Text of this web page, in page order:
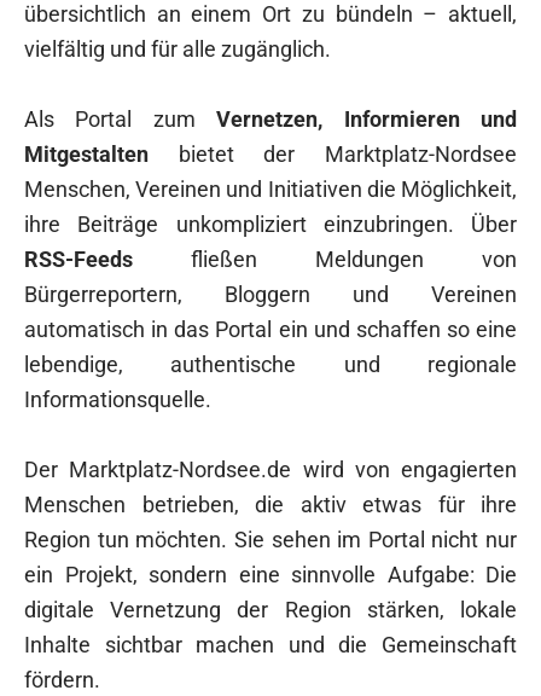
übersichtlich an einem Ort zu bündeln – aktuell,
vielfältig und für alle zugänglich.
Als Portal zumVernetzen, Informieren und
Mitgestalten bietet der Marktplatz-Nordsee
Menschen, Vereinen und Initiativen die Möglichkeit,
ihre Beiträge unkompliziert einzubringen. Über
RSS-Feeds fließen Meldungen von
Bürgerreportern, Bloggern und Vereinen
automatisch in das Portal ein und schaffen so eine
lebendige, authentische und regionale
Informationsquelle.
Der Marktplatz-Nordsee.de wird von engagierten
Menschen betrieben, die aktiv etwas für ihre
Region tun möchten. Sie sehen im Portal nicht nur
ein Projekt, sondern eine sinnvolle Aufgabe: Die
digitale Vernetzung der Region stärken, lokale
Inhalte sichtbar machen und die Gemeinschaft
fördern.